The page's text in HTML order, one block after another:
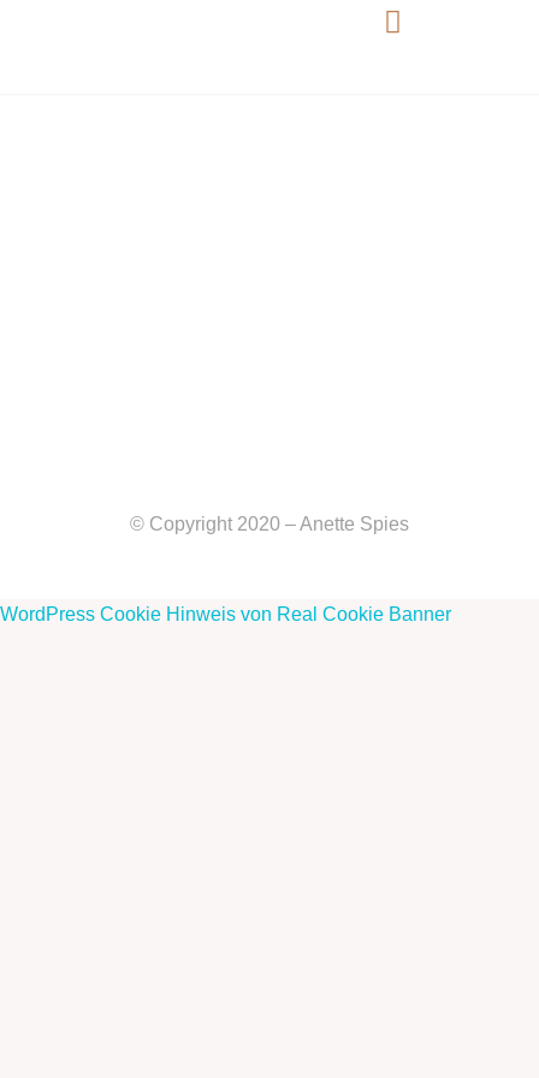
© Copyright 2020 – Anette Spies
WordPress Cookie Hinweis von Real Cookie Banner